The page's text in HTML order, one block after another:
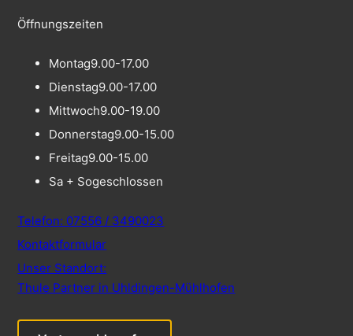
Öffnungszeiten
Montag9.00-17.00
Dienstag9.00-17.00
Mittwoch9.00-19.00
Donnerstag9.00-15.00
Freitag9.00-15.00
Sa + Sogeschlossen
Telefon: 07556 / 3490023
Kontaktformular
Unser Standort:
Thule Partner in Uhldingen-Mühlhofen